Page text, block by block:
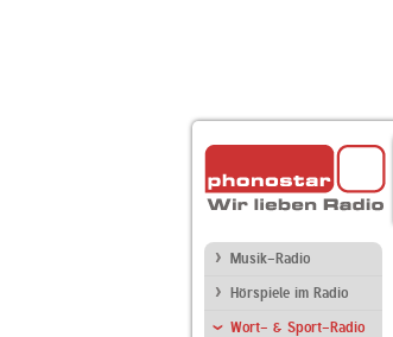
Musik-Radio
Hörspiele im Radio
Wort- & Sport-Radio